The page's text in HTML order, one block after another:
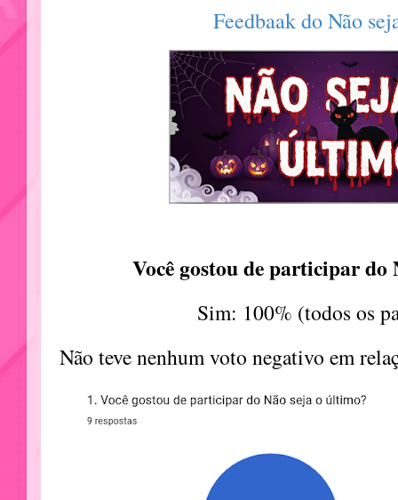
Feedbaak do Não
Você gostou de participar do
Sim: 100% (todos os
Não teve nenhum voto negativo em